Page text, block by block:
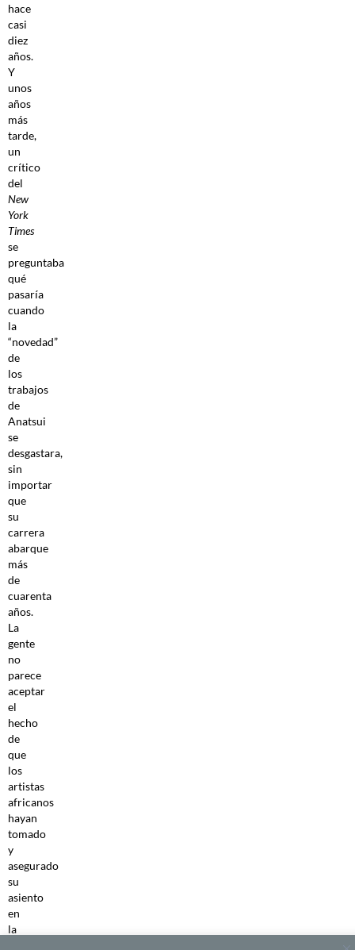
hace
casi
diez
años.
Y
unos
años
más
tarde,
un
crítico
del
New
York
Times
se
preguntaba
qué
pasaría
cuando
la
“novedad”
de
los
trabajos
de
Anatsui
se
desgastara,
sin
importar
que
su
carrera
abarque
más
de
cuarenta
años.
La
gente
no
parece
aceptar
el
hecho
de
que
los
artistas
africanos
hayan
tomado
y
asegurado
su
asiento
en
la